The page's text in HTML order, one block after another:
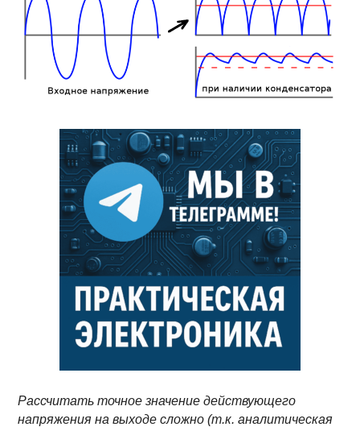
Рассчитать точное значение действующего
напряжения на выходе сложно (т.к. аналитическая